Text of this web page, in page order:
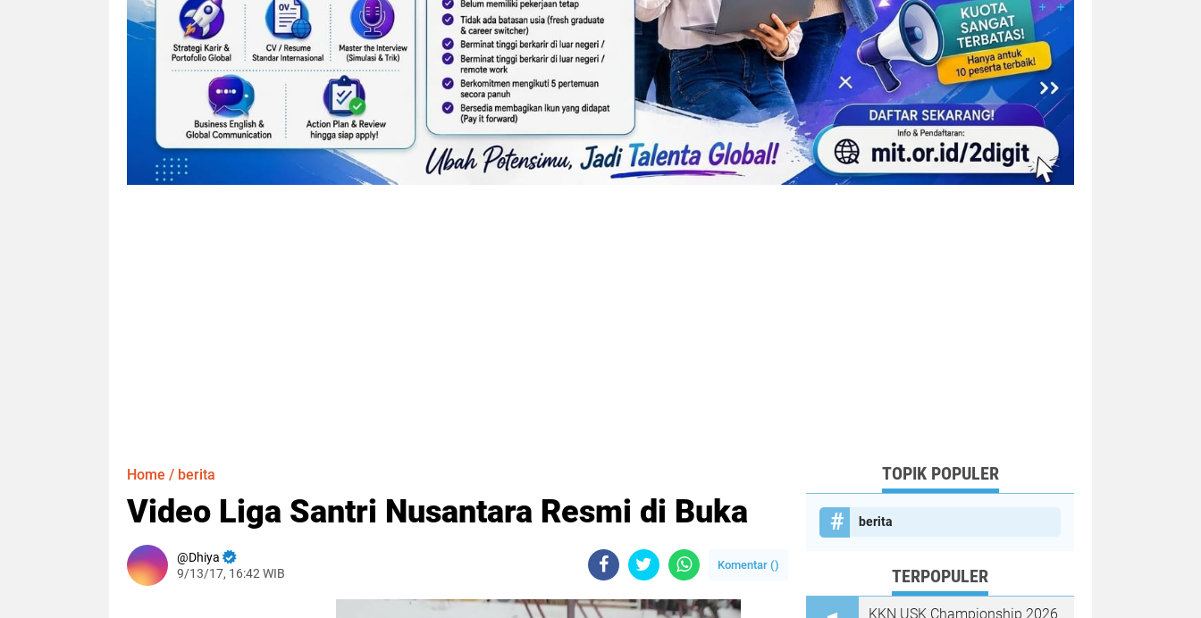
Home / berita
Video Liga Santri Nusantara Resmi di Buka
Dhiya
9/13/17, 16:42 WIB
Komentar ()
TOPIK POPULER
berita
TERPOPULER
KKN USK Championship 2026